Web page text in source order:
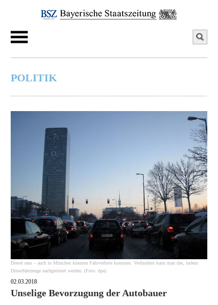
POLITIK
Diesel raus – auch in München könnten Fahrverbote kommen. Verhindern kann man das, indem
Dieselfahrzeuge nachgerüstet werden. (Foto: dpa)
02.03.2018
Unselige Bevorzugung der Autobauer